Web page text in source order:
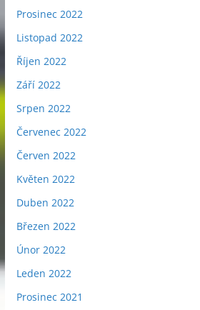
Prosinec 2022
Listopad 2022
Říjen 2022
Září 2022
Srpen 2022
Červenec 2022
Červen 2022
Květen 2022
Duben 2022
Březen 2022
Únor 2022
Leden 2022
Prosinec 2021